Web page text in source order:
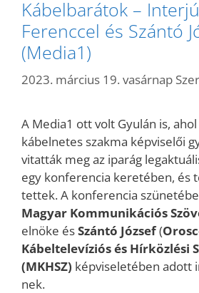
Kábelbarátok –
Ferenccel és Szántó
(Media1)
2023. március 19. vasárnap
A Media1 ott volt Gyulán is,
kábelnetes szakma képviselői
vitatták meg az iparág
egy konferencia keretében, és
tettek. A konferencia
Magyar Kommunikációs
elnöke ésSzántó József(
Kábeltelevíziós és Hírközlési
(MKHSZ) képviseletében adott
nek.